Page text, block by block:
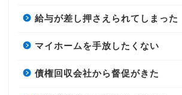
給与が差し押さえられてしまった
マイホームを手放したくない
債権回収会社から督促がきた